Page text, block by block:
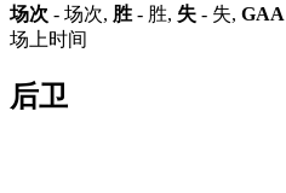
场次 - 场次, 胜 - 胜, 失 - 失, GAA
场上时间
后卫